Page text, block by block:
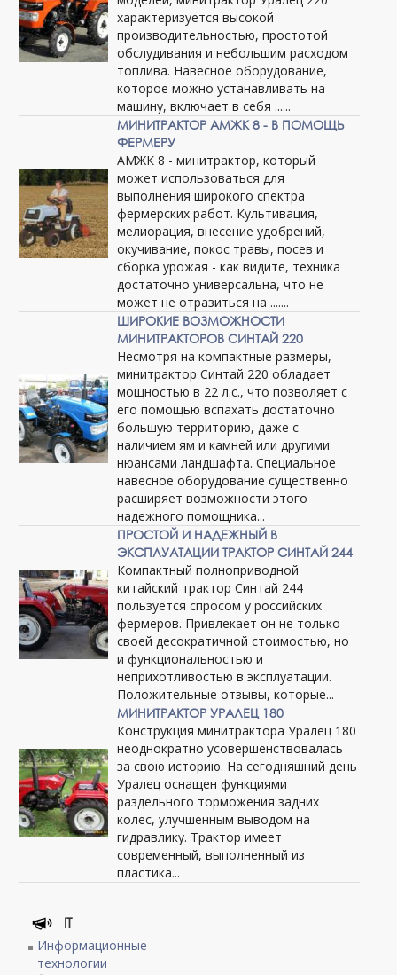
характеризуется высокой
производительностью, простотой
обслудивания и небольшим расходом
топлива. Навесное оборудование,
которое можно устанавливать на
машину, включает в себя ......
МИНИТРАКТОР АМЖК 8 - В ПОМОЩЬ
ФЕРМЕРУ
АМЖК 8 - минитрактор, который
может использоваться для
выполнения широкого спектра
фермерских работ. Культивация,
мелиорация, внесение удобрений,
окучивание, покос травы, посев и
сборка урожая - как видите, техника
достаточно универсальна, что не
может не отразиться на .......
ШИРОКИЕ ВОЗМОЖНОСТИ
МИНИТРАКТОРОВ СИНТАЙ 220
Несмотря на компактные размеры,
минитрактор Синтай 220 обладает
мощностью в 22 л.с., что позволяет с
его помощью вспахать достаточно
большую территорию, даже с
наличием ям и камней или другими
нюансами ландшафта. Специальное
навесное оборудование существенно
расширяет возможности этого
надежного помощника...
ПРОСТОЙ И НАДЕЖНЫЙ В
ЭКСПЛУАТАЦИИ ТРАКТОР СИНТАЙ 244
Компактный полноприводной
китайский трактор Синтай 244
пользуется спросом у российских
фермеров. Привлекает он не только
своей десократичной стоимостью, но
и функциональностью и
неприхотливостью в эксплуатации.
Положительные отзывы, которые...
МИНИТРАКТОР УРАЛЕЦ 180
Конструкция минитрактора Уралец 180
неоднократно усовершенствовалась
за свою историю. На сегодняшний день
Уралец оснащен функциями
раздельного торможения задних
колес, улучшенным выводом на
гидравлику. Трактор имеет
современный, выполненный из
пластика...
IT
Информационные
технологии